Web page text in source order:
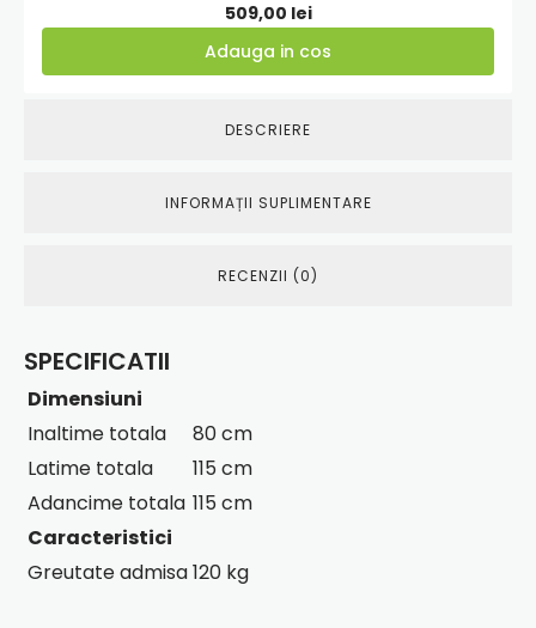
509,00 lei
Adauga in cos
DESCRIERE
INFORMAȚII SUPLIMENTARE
RECENZII (0)
SPECIFICATII
Dimensiuni
Inaltime totala
80 cm
Latime totala
115 cm
Adancime totala 115 cm
Caracteristici
Greutate admisa120 kg